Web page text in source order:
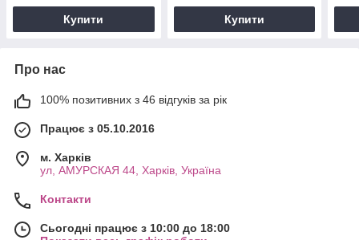
Купити Купити
Про нас
100% позитивних з 46 відгуків за рік
Працює з 05.10.2016
м. Харків
ул, АМУРСКАЯ 44, Харків, Україна
Контакти
Сьогодні працює з 10:00 до 18:00